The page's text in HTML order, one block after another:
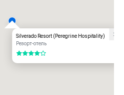
Silverado Resort (Peregrine Hospitality)
Резорт-отель
4 из 5